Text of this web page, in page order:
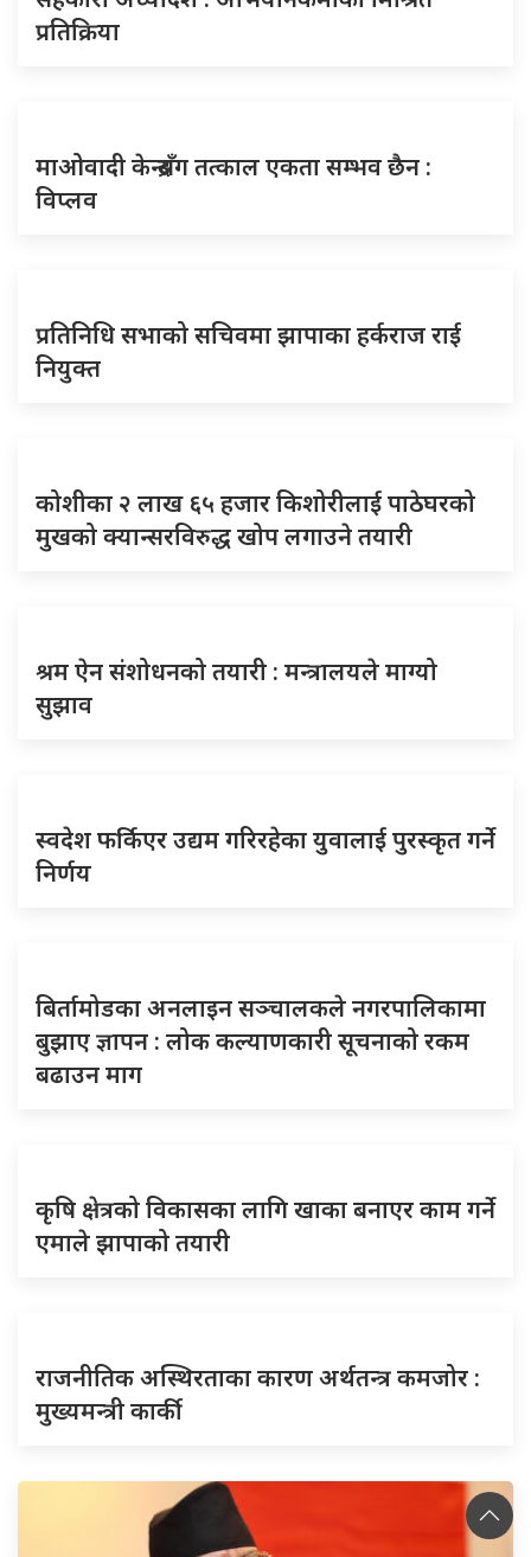
प्रतिक्रिया
माओवादी केन्द्रसँग तत्काल एकता सम्भव छैन :
विप्लव
प्रतिनिधि सभाको सचिवमा झापाका हर्कराज राई
नियुक्त
कोशीका २ लाख ६५ हजार किशोरीलाई पाठेघरको
मुखको क्यान्सरविरुद्ध खोप लगाउने तयारी
श्रम ऐन संशोधनको तयारी : मन्त्रालयले माग्यो
सुझाव
स्वदेश फर्किएर उद्यम गरिरहेका युवालाई पुरस्कृत गर्ने
निर्णय
बिर्तामोडका अनलाइन सञ्चालकले नगरपालिकामा
बुझाए ज्ञापन : लोक कल्याणकारी सूचनाको रकम
बढाउन माग
कृषि क्षेत्रको विकासका लागि खाका बनाएर काम गर्ने
एमाले झापाको तयारी
राजनीतिक अस्थिरताका कारण अर्थतन्त्र कमजोर :
मुख्यमन्त्री कार्की